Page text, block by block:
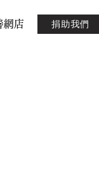
網店 捐助我們